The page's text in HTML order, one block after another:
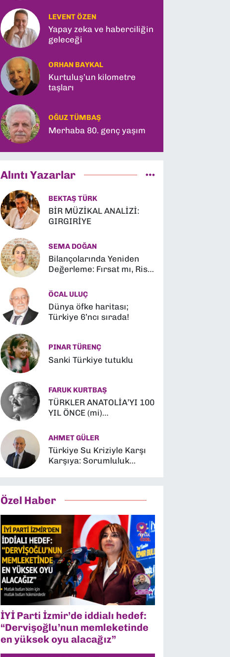
LEVENT ÖZEN
Yapay zeka ve haberciliğin
geleceği
ORHAN BAYKAL
Kurtuluş’un kilometre
taşları
OĞUZ TÜMBAŞ
Merhaba 80. genç yaşım
Alıntı Yazarlar
BEKTAŞ TÜRK
BİR MÜZİKAL ANALİZİ:
GIRGIRİYE
SEMA DOĞAN
Bilançolarında Yeniden
Değerleme: Fırsat mı, Risk
ÖCAL ULUÇ
Dünya öfke haritası;
Türkiye 6’ncı sırada!
PINAR TÜRENÇ
Sanki Türkiye tutuklu
FARUK KURTBAŞ
TÜRKLER ANATOLİA’YI 100
YIL ÖNCE (mi)
AHMET GÜLER
Türkiye Su Kriziyle Karşı
Karşıya: Sorumluluk
Özel Haber
İYİ Parti İzmir’de iddialı hedef:
“Dervişoğlu’nun memleketinde
en yüksek oyu alacağız”